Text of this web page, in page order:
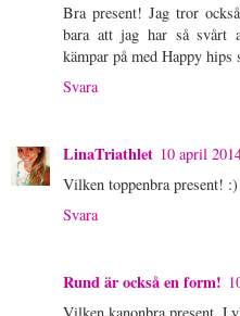
Bra present! Jag tror
bara att jag har så svårt
kämpar på med Happy hips
Svara
LinaTriathlet 10 april
Vilken toppenbra present! :)
Svara
Rund är också en form!